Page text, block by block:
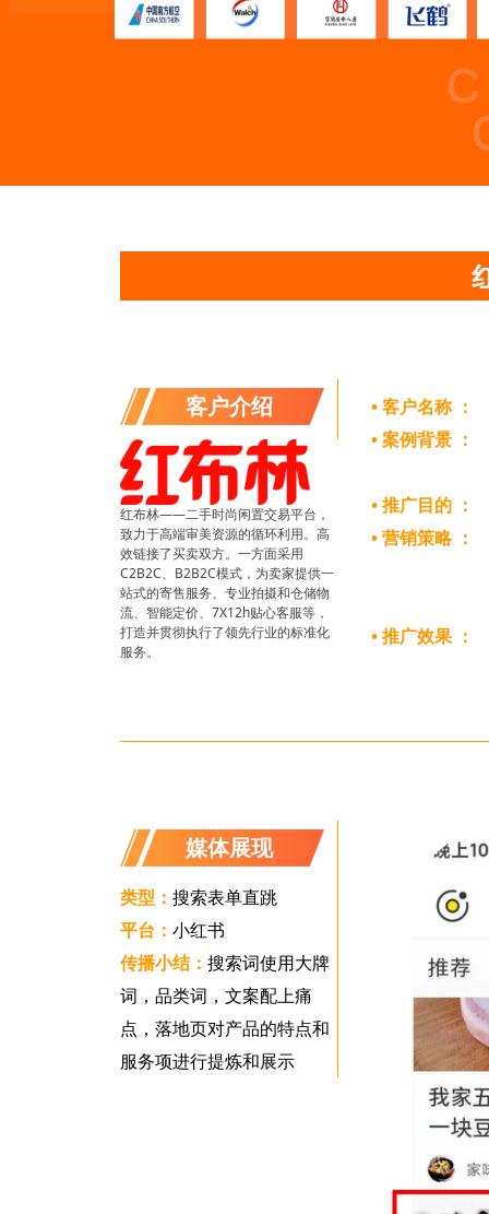
客户介绍
红布林——二手时尚闲置交易平台，
致力于高端审美资源的循环利用。高
效链接了买卖双方。一方面采用
C2B2C、B2B2C模式，为卖家提供一
站式的寄售服务、专业拍摄和仓储物
流、智能定价、7X12h贴心客服等，
打造并贯彻执行了领先行业的标准化
服务。
• 客户名称 ：
• 案例背景 ：
• 推广目的 ：
• 营销策略 ：
• 推广效果 ：
媒体展现
类型： 搜索表单直跳
平台： 小红书
传播小结： 搜索词使用大牌
词，品类词，文案配上痛
点，落地页对产品的特点和
服务项进行提炼和展示